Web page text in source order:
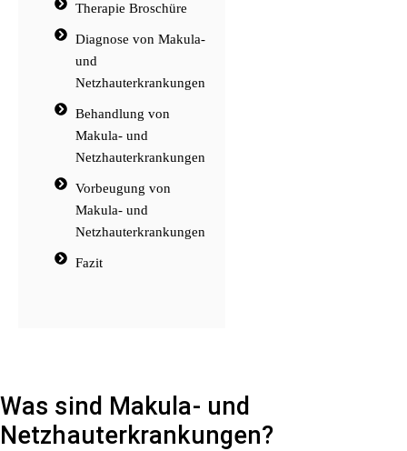
Therapie Broschüre
Diagnose von Makula-
und
Netzhauterkrankungen
Behandlung von
Makula- und
Netzhauterkrankungen
Vorbeugung von
Makula- und
Netzhauterkrankungen
Fazit
Was sind Makula- und
Netzhauterkrankungen?